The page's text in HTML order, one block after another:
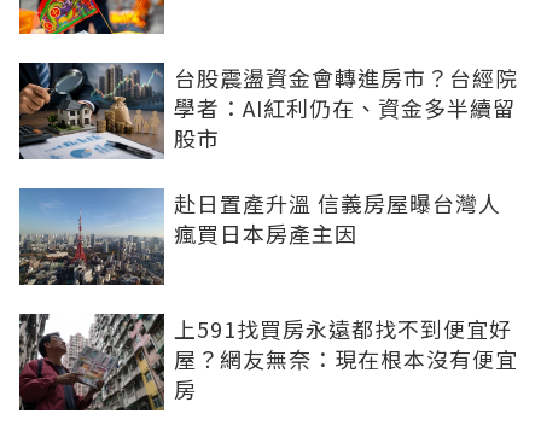
台股震盪資金會轉進房市？台經院
學者：AI紅利仍在、資金多半續留
股市
赴日置產升溫 信義房屋曝台灣人
瘋買日本房產主因
上591找買房永遠都找不到便宜好
屋？網友無奈：現在根本沒有便宜
房